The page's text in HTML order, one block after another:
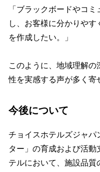
「ブラックボードやコ
し、お客様に分かりや
を作成したい。」
このように、地域理解の
性を実感する声が多く寄
今後について
チョイスホテルズジャパ
ター」の育成および活
テルにおいて、施設品質